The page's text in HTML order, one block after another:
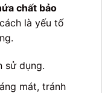
chất bảo
là yếu tố
sử dụng.
mát, tránh